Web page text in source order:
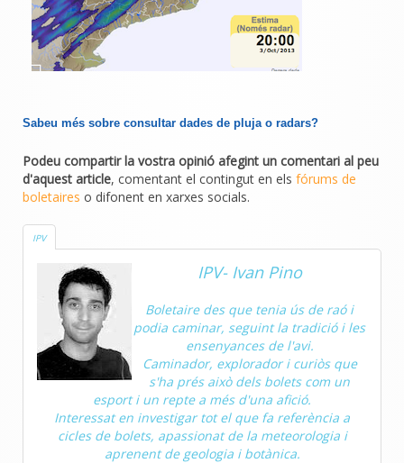
Sabeu més sobre consultar dades de pluja o radars?
Podeu compartir la vostra opinió afegint un comentari al peu
d'aquest article, comentant el contingut en els fórums de
boletaires o difonent en xarxes socials.
IPV
IPV- Ivan Pino
Boletaire des que tenia ús de raó i
podia caminar, seguint la tradició i les
ensenyances de l'avi.
Caminador, explorador i curiòs que
s'ha prés això dels bolets com un
esport i un repte a més d'una afició.
Interessat en investigar tot el que fa referència a
cicles de bolets, apassionat de la meteorologia i
aprenent de geologia i botànica.